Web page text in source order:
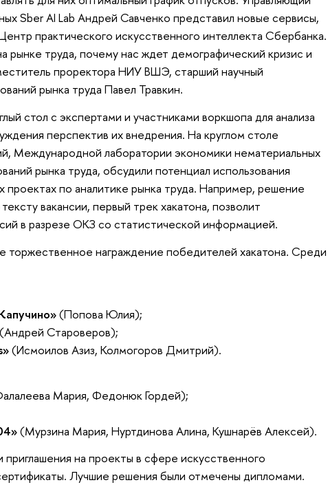
Sber AI Lab Андрей Савченко представил новые сервисы,
практического искусственного интеллекта Сбербанка.
рынке труда, почему нас ждет демографический кризис и
проректора НИУ ВШЭ, старший научный
рынка труда Павел Травкин.
стол с экспертами и участниками воркшопа для анализа
перспектив их внедрения. На круглом столе
Международной лаборатории экономики нематериальных
рынка труда, обсудили потенциал использования
проектах по аналитике рынка труда. Например, решение
вакансии, первый трек хакатона, позволит
в разрезе ОКЗ со статистической информацией.
торжественное награждение победителей хакатона. Среди
(Попова Юлия);
(Андрей Староверов);
(Исмоилов Азиз, Колмогоров Дмитрий).
Мария, Федонюк Гордей);
(Мурзина Мария, Нуртдинова Алина, Кушнарёв Алексей).
на проекты в сфере искусственного
Лучшие решения были отмечены дипломами.